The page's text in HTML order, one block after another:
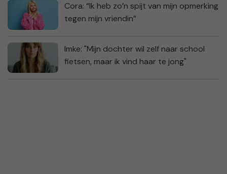
Cora: “Ik heb zo’n spijt van mijn opmerking
tegen mijn vriendin”
Imke: "Mijn dochter wil zelf naar school
fietsen, maar ik vind haar te jong"